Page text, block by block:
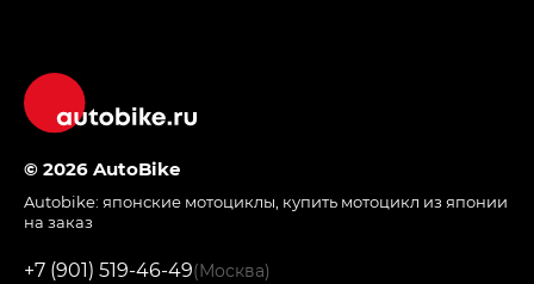
© 2026 AutoBike
Autobike: японские мотоциклы купить мотоцикл из японии
на заказ
+7 (901) 519-46-49(Москва)